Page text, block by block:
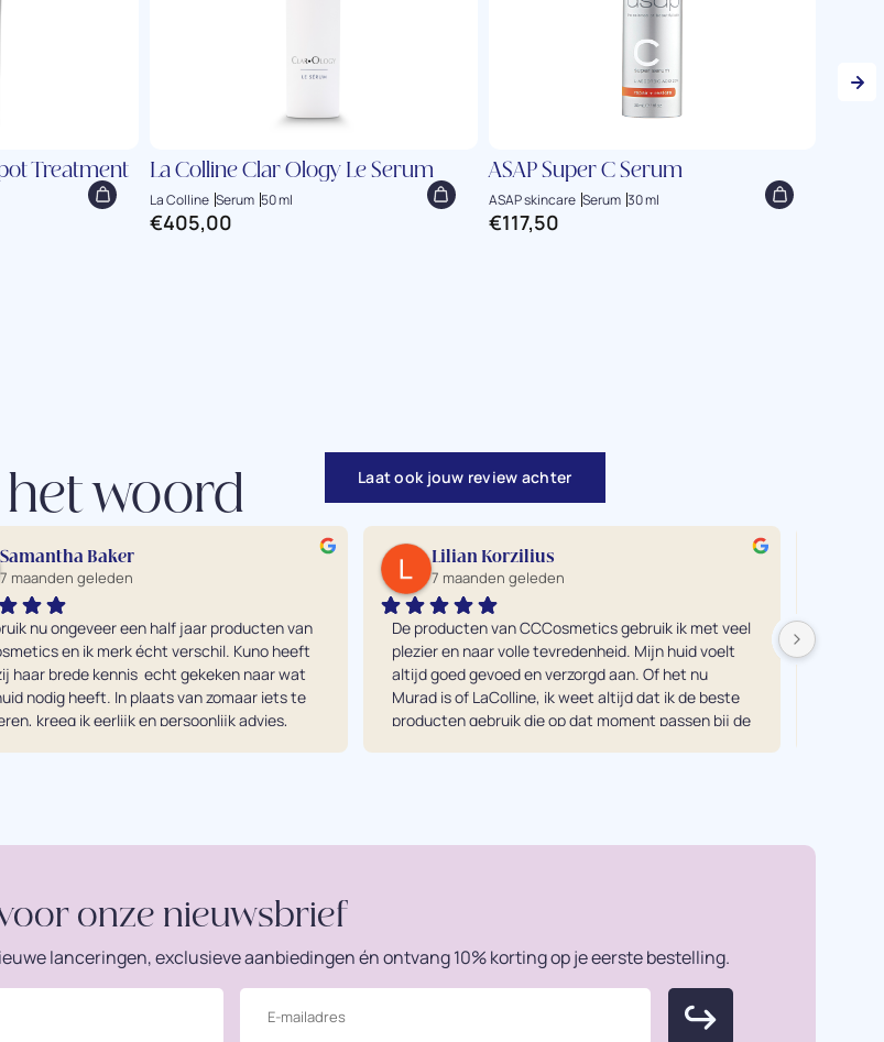
Treatment La Colline Clar Ology Le Serum
La Colline Serum 50 ml
€405,00
ASAP Super C Serum
ASAP skincare Serum 30 ml
€117,50
het woord Laat ook jouw review achter
Samantha Baker
7 maanden geleden
nu ongeveer een half jaar producten van
en ik merk écht verschil. Kuno heeft
haar brede kennis  echt gekeken naar wat
nodig heeft. In plaats van zomaar iets te
kreeg ik eerlijk en persoonlijk advies,
Lilian Korzilius
7 maanden geleden
De producten van CCCosmetics gebruik ik met veel
plezier en naar volle tevredenheid. Mijn huid voelt
altijd goed gevoed en verzorgd aan. Of het nu
Murad is of LaColline, ik weet altijd dat ik de beste
producten gebruik die op dat moment passen bij de
onze nieuwsbrief
lanceringen, exclusieve aanbiedingen én ontvang 10% korting op je eerste bestelling.